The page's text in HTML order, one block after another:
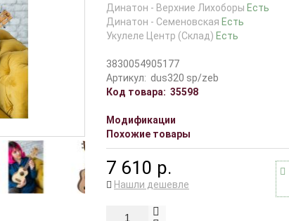
Динатон - Верхние Лихоборы Есть
Динатон - Семеновская Есть
Укулеле Центр (Склад) Есть
3830054905177
Артикул: dus320 sp/zeb
Код товара: 35598
Модификации
Похожие товары
7 610 р.
Нашли дешевле